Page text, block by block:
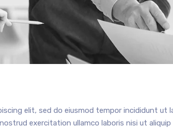
elit, sed do eiusmod tempor incididunt ut
exercitation ullamco laboris nisi ut